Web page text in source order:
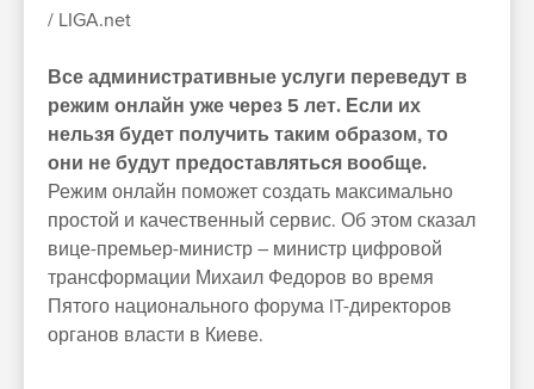
/ LIGA.net
Все административные услуги переведут в
режим онлайн уже через 5 лет. Если их
нельзя будет получить таким образом, то
они не будут предоставляться вообще.
Режим онлайн поможет создать максимально
простой и качественный сервис. Об этом сказал
вице-премьер-министр – министр цифровой
трансформации Михаил Федоров во время
Пятого национального форума IT-директоров
органов власти в Киеве.